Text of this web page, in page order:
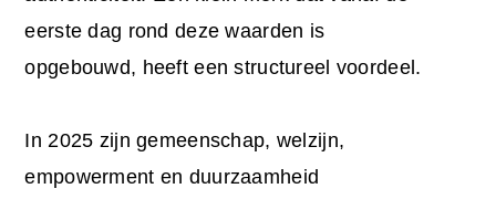
eerste dag rond deze waarden is
opgebouwd, heeft een structureel voordeel.
In 2025 zijn gemeenschap, welzijn,
empowerment en duurzaamheid